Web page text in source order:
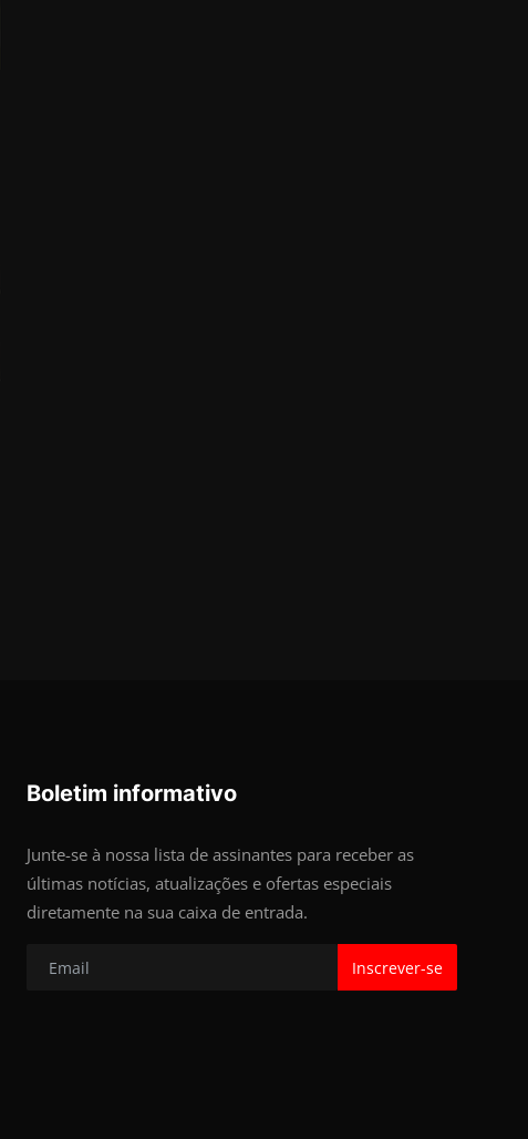
Boletim informativo
Junte-se à nossa lista de assinantes para receber as
últimas notícias, atualizações e ofertas especiais
diretamente na sua caixa de entrada.
Inscrever-se